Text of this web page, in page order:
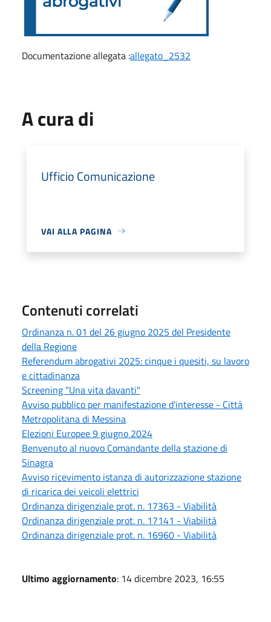
Documentazione allegata :allegato_2532
A cura di
Ufficio Comunicazione
VAI ALLA PAGINA
Contenuti correlati
Ordinanza n. 01 del 26 giugno 2025 del Presidente
della Regione
Referendum abrogativi 2025: cinque i quesiti, su lavoro
e cittadinanza
Screening "Una vita davanti"
Avviso pubblico per manifestazione d'interesse - Città
Metropolitana di Messina
Elezioni Europee 9 giugno 2024
Benvenuto al nuovo Comandante della stazione di
Sinagra
Avviso ricevimento istanza di autorizzazione stazione
di ricarica dei veicoli elettrici
Ordinanza dirigenziale prot. n. 17363 - Viabilità
Ordinanza dirigenziale prot. n. 17141 - Viabilità
Ordinanza dirigenziale prot. n. 16960 - Viabilità
Ultimo aggiornamento: 14 dicembre 2023, 16:55